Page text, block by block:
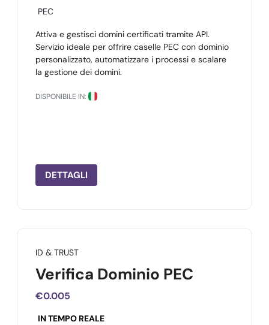
PEC
Attiva e gestisci domini certificati tramite API.
Servizio ideale per offrire caselle PEC con dominio
personalizzato, automatizzare i processi e scalare
la gestione dei domini.
DISPONIBILE IN:
DETTAGLI
ID & TRUST
Verifica Dominio PEC
€0.005
IN TEMPO REALE